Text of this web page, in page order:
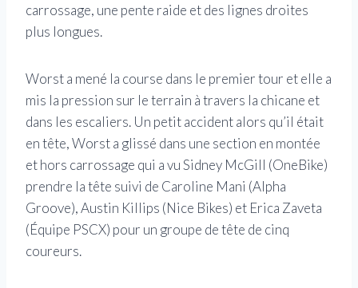
carrossage, une pente raide et des lignes droites
plus longues.
Worst a mené la course dans le premier tour et elle a
mis la pression sur le terrain à travers la chicane et
dans les escaliers. Un petit accident alors qu’il était
en tête, Worst a glissé dans une section en montée
et hors carrossage qui a vu Sidney McGill (OneBike)
prendre la tête suivi de Caroline Mani (Alpha
Groove), Austin Killips (Nice Bikes) et Erica Zaveta
(Équipe PSCX) pour un groupe de tête de cinq
coureurs.